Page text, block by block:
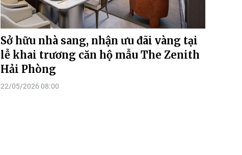
Sở hữu nhà sang, nhận ưu đãi vàng tại
lễ khai trương căn hộ mẫu The Zenith
Hải Phòng
22/05/2026 08:00